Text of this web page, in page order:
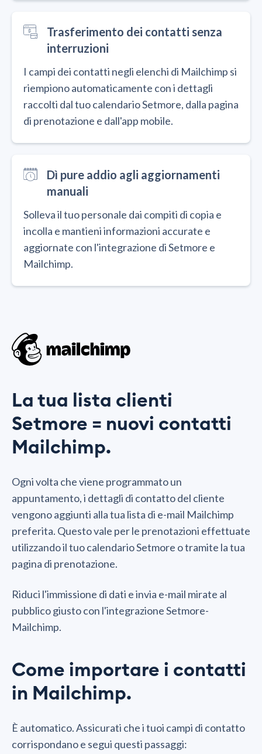
Trasferimento dei contatti senza
interruzioni
I campi dei contatti negli elenchi di Mailchimp si
riempiono automaticamente con i dettagli
raccolti dal tuo calendario Setmore, dalla pagina
di prenotazione e dall'app mobile.
Dì pure addio agli aggiornamenti
manuali
Solleva il tuo personale dai compiti di copia e
incolla e mantieni informazioni accurate e
aggiornate con l'integrazione di Setmore e
Mailchimp.
La tua lista clienti
Setmore = nuovi contatti
Mailchimp.
Ogni volta che viene programmato un
appuntamento, i dettagli di contatto del cliente
vengono aggiunti alla tua lista di e-mail Mailchimp
preferita. Questo vale per le prenotazioni effettuate
utilizzando il tuo calendario Setmore o tramite la tua
pagina di prenotazione.
Riduci l'immissione di dati e invia e-mail mirate al
pubblico giusto con l'integrazione Setmore-
Mailchimp.
Come importare i contatti
in Mailchimp.
È automatico. Assicurati che i tuoi campi di contatto
corrispondano e segui questi passaggi: